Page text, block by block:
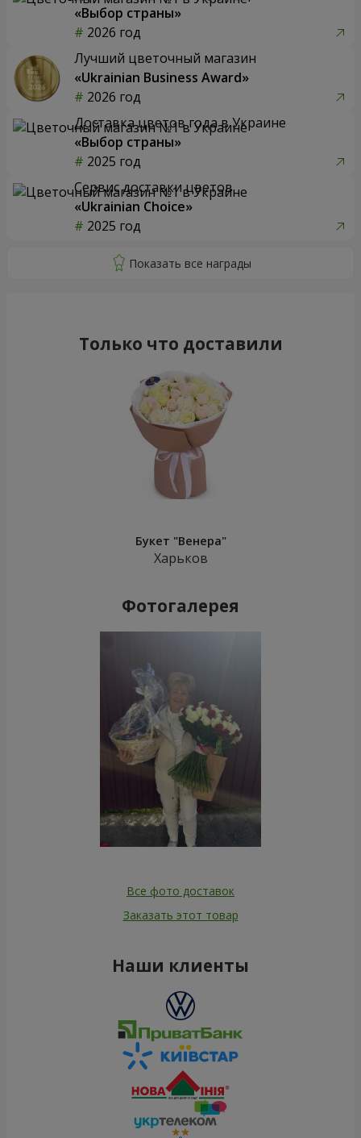
«Выбор страны»
2026 год
Лучший цветочный магазин
«Ukrainian Business Award»
2026 год
Доставка цветов года в Украине
«Выбор страны»
2025 год
Сервис доставки цветов
«Ukrainian Choice»
2025 год
Только что доставили
Букет "Венера"
Харьков
Фотогалерея
Все фото доставок
Заказать этот товар
Наши клиенты